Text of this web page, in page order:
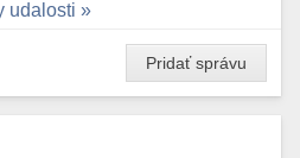
udalosti
Pridať správu